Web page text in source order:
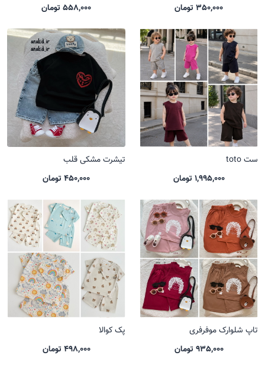
350,000 تومان
558,000 تومان
ست toto
1,995,000 تومان
تیشرت مشکی قلب
450,000 تومان
تاپ شلوارک موفرفری
935,000 تومان
پک کوالا
498,000 تومان